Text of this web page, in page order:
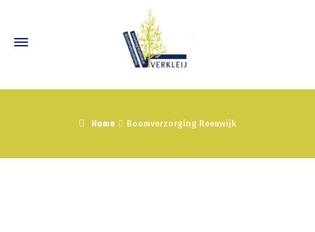
Home Boomverzorging Reeuwijk